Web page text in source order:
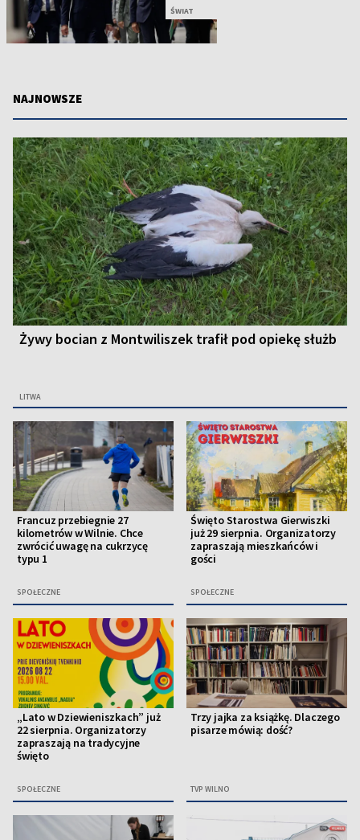
ŚWIAT
NAJNOWSZE
Żywy bocian z Montwiliszek trafił pod opiekę służb
LITWA
Francuz przebiegnie 27
kilometrów w Wilnie. Chce
zwrócić uwagę na cukrzycę
typu 1
SPOŁECZNE
Święto Starostwa Gierwiszki
już 29 sierpnia. Organizatorzy
zapraszają mieszkańców i
gości
SPOŁECZNE
„Lato w Dziewieniszkach” już
22 sierpnia. Organizatorzy
zapraszają na tradycyjne
święto
SPOŁECZNE
Trzy jajka za książkę. Dlaczego
pisarze mówią: dość?
TVP WILNO